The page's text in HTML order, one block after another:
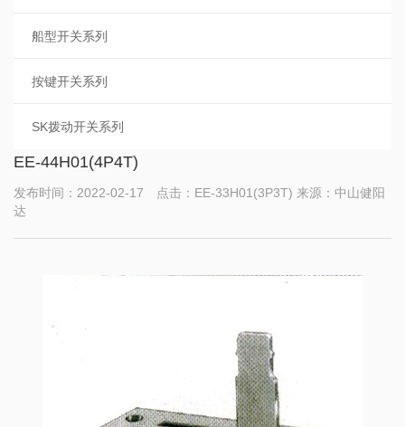
船型开关系列
按键开关系列
SK拨动开关系列
EE-44H01(4P4T)
发布时间：2022-02-17 点击：EE-33H01(3P3T) 来源：中山健阳
达